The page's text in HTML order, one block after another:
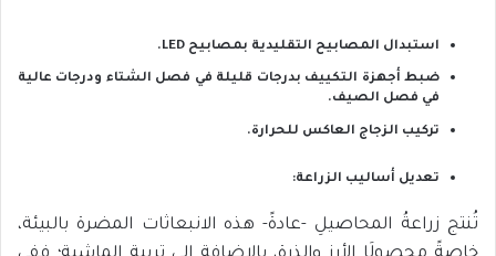
استبدال المصابيح التقليدية بمصابيح LED.
ضبط أجهزة التكييف بدرجات قليلة في فصل الشتاء ودرجات عالية
في فصل الصيف.
تركيب الزجاج العاكس للحرارة.
تعديل أساليب الزراعة:
تُنتج زراعةُ المحاصيلِ -عادةً- هذه الانبعاثات المضرة بالبيئة،